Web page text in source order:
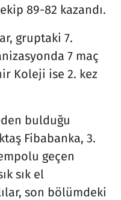
89-82 kazandı.
gruptaki 7.
7 maç
Koleji ise 2. kez
bulduğu
Fibabanka, 3.
geçen
sık el
son bölümdeki